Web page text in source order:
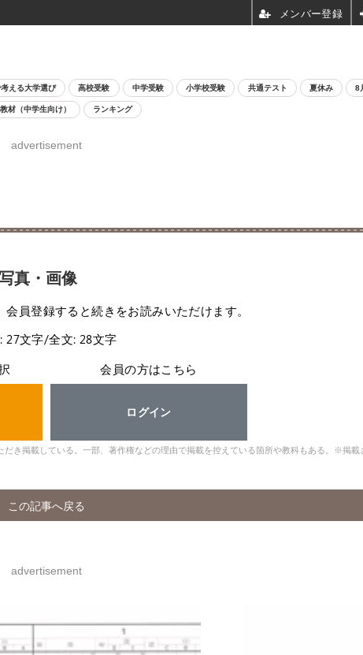
える大学選び 高校受験 中学受験 小学校受験 共通テスト 夏休み 8
材（中学生向け） ランキング
advertisement
真・画像
員登録すると続きをお読みいただけます。
27文字/全文: 28文字
会員の方はこちら
ログイン
き掲載している。一部、著作権などの理由で掲載を控えている箇所や教科もある。※掲載
この記事へ戻る
advertisement